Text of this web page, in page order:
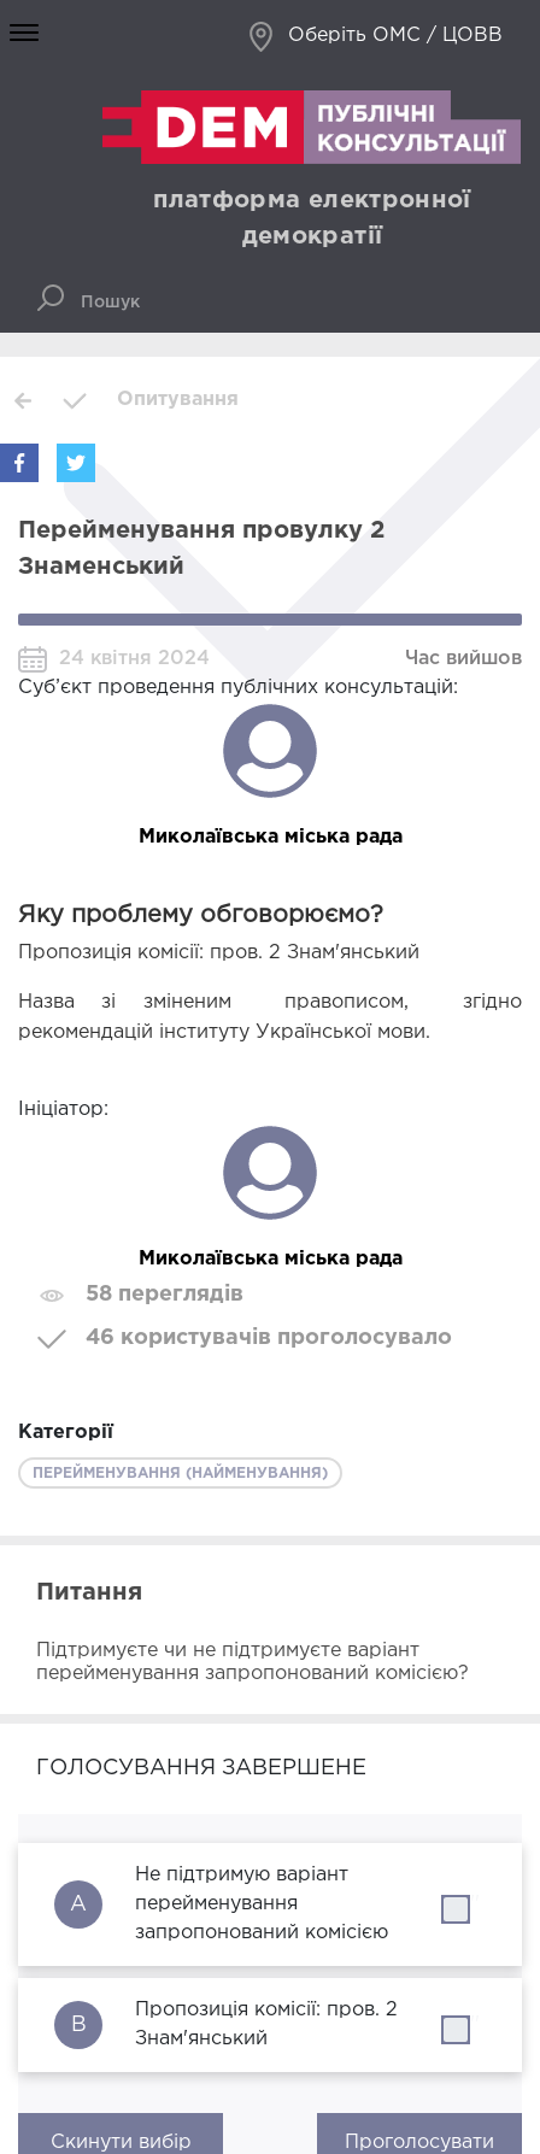
Оберіть ОМС / ЦОВВ
платформа електронної
демократії
Опитування
Перейменування провулку 2
Знаменський
24 квітня 2024
Час вийшов
Суб’єкт проведення публічних консультацій:
Миколаївська міська рада
Яку проблему обговорюємо?
Пропозиція комісії: пров. 2 Знам'янський
Назва зі зміненим  правописом,  згідно
рекомендацій інституту Української мови.
Ініціатор:
Миколаївська міська рада
58 переглядів
46 користувачів проголосувало
Категорії
ПЕРЕЙМЕНУВАННЯ (НАЙМЕНУВАННЯ)
Питання
Підтримуєте чи не підтримуєте варіант
перейменування запропонований комісією?
ГОЛОСУВАННЯ ЗАВЕРШЕНЕ
A
Не підтримую варіант
перейменування
запропонований комісією
B
Пропозиція комісії: пров. 2
Знам'янський
Скинути вибір Проголосувати